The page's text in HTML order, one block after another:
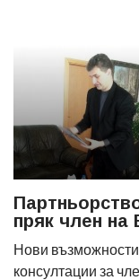
пряк член на
Нови
консултации за